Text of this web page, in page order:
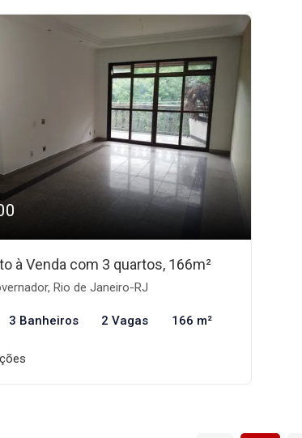
à Venda com 3 quartos, 166m²
Rio de Janeiro-RJ
3 Banheiros 2 Vagas 166 m²